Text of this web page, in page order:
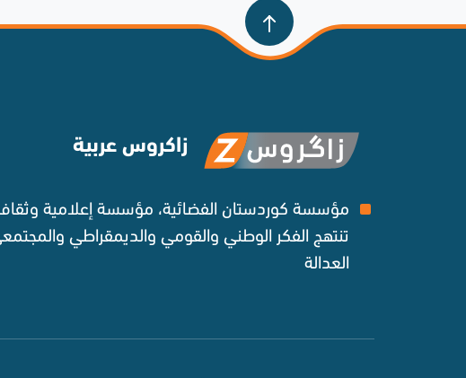
زاكروس عربية
مؤسسة كوردستان الفضائية، مؤسسة إعلامية
تنتهج الفكر الوطني والقومي والديمقراطي
العدالة ‌